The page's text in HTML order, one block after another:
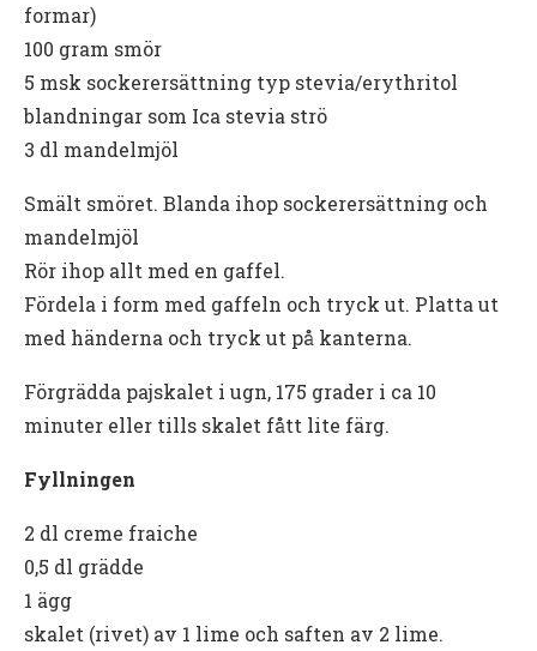
formar)
100 gram smör
5 msk sockerersättning typ stevia/erythritol
blandningar som Ica stevia strö
3 dl mandelmjöl
Smält smöret. Blanda ihop sockerersättning och
mandelmjöl
Rör ihop allt med en gaffel.
Fördela i form med gaffeln och tryck ut. Platta ut
med händerna och tryck ut på kanterna.
Förgrädda pajskalet i ugn, 175 grader i ca 10
minuter eller tills skalet fått lite färg.
Fyllningen
2 dl creme fraiche
0,5 dl grädde
1 ägg
skalet (rivet) av 1 lime och saften av 2 lime.